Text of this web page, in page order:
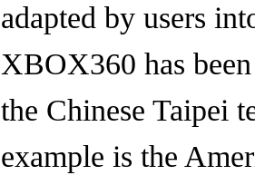
adapted by users
XBOX360 has
the Chinese Taipei
example is the